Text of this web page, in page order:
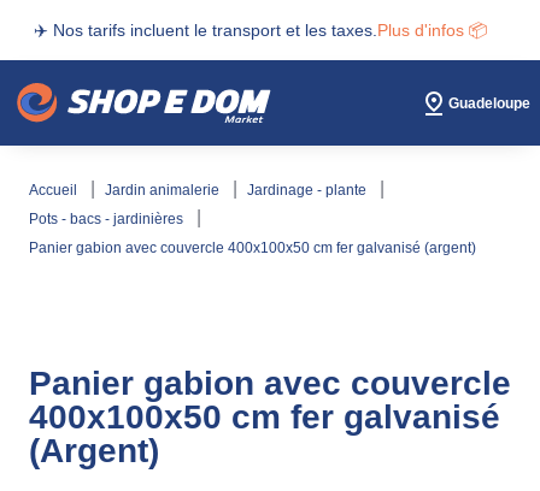
✈️ Nos tarifs incluent le transport et les taxes. Plus d'infos 📦
Guadeloupe
accueil jardin animalerie
jardinage - plante
pots - bacs - jardinières
panier gabion avec couvercle 400x100x50 cm fer galvanisé (argent)
Panier gabion avec couvercle
400x100x50 cm fer galvanisé
(Argent)